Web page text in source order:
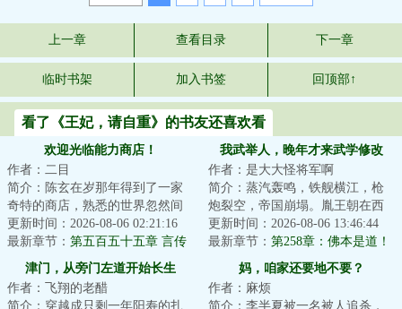
上一章 查看目录 下一章
临时书架 加入书签 回顶部↑
看了《王妃，请自重》的书友还喜欢看
欢迎光临能力商店！
作者：二目
简介：陈玄在岁那年得到了一家
奇特的商店，熟悉的世界忽然间
变得截然不同……修仙人士，历
史名人，未来叛...
更新时间：2026-08-06 02:21:16
最新章节： 第五百五十五章 言传
身教
我武举人，晚年才来武学修改
器！
作者：是大大怪将军啊
简介：蒸汽轰鸣，铁舰横江，枪
炮裂空，帝国崩塌。胤王朝在西
洋巨舰与不可名状之力的交织下
崩解，自此龙脉...
更新时间：2026-08-06 13:46:44
最新章节： 第258章：佛本是道！
建立佛国！怜生古佛神魂？
津门，从旁门左道开始长生
作者：飞翔的老醋
简介：穿越成只剩一年阳寿的扎
妈，咱家还要地不要？
作者：麻烦
简介：李半夏被一名被人追杀，